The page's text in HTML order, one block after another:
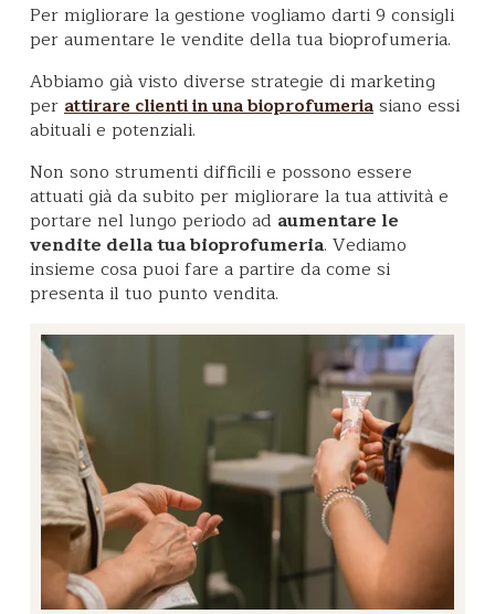
Per migliorare la gestione vogliamo darti 9 consigli
per aumentare le vendite della tua bioprofumeria.
Abbiamo già visto diverse strategie di marketing
per attirare clienti in una bioprofumeria siano essi
abituali e potenziali.
Non sono strumenti difficili e possono essere
attuati già da subito per migliorare la tua attività e
portare nel lungo periodo ad aumentare le
vendite della tua bioprofumeria. Vediamo
insieme cosa puoi fare a partire da come si
presenta il tuo punto vendita.